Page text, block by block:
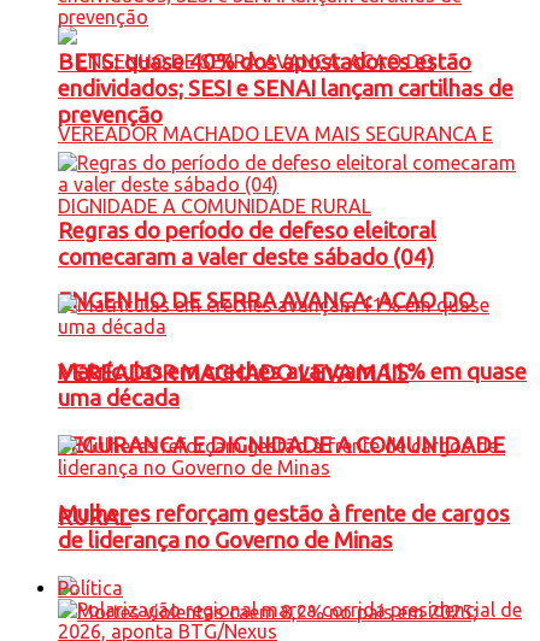
ENGENHO DE SERRA AVANÇA: ACAO DO
VEREADOR MACHADO LEVA MAIS
SEGURANCA E DIGNIDADE A COMUNIDADE
RURAL
BETS: quase 40% dos apostadores estão
endividados; SESI e SENAI lançam cartilhas de
prevenção
Regras do período de defeso eleitoral
comecaram a valer deste sábado (04)
Matrículas em creches avançam 11% em quase
uma década
Mulheres reforçam gestão à frente de cargos
de liderança no Governo de Minas
Política